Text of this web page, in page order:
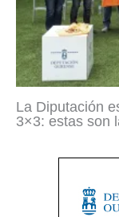
La Diputación
3×3: estas son